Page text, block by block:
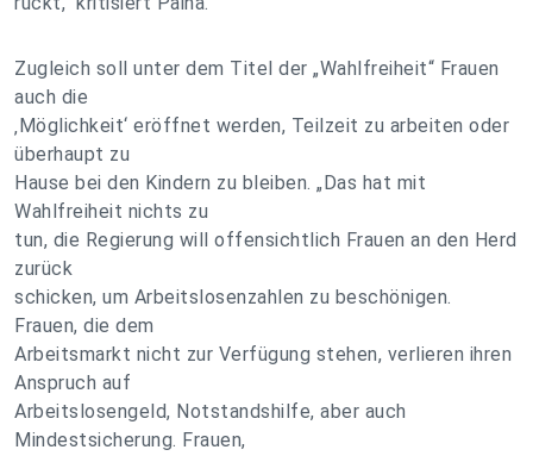
Zugleich soll unter dem Titel der „Wahlfreiheit“ Frauen
auch die
‚Möglichkeit‘ eröffnet werden, Teilzeit zu arbeiten oder
überhaupt zu
Hause bei den Kindern zu bleiben. „Das hat mit
Wahlfreiheit nichts zu
tun, die Regierung will offensichtlich Frauen an den Herd
zurück
schicken, um Arbeitslosenzahlen zu beschönigen.
Frauen, die dem
Arbeitsmarkt nicht zur Verfügung stehen, verlieren ihren
Anspruch auf
Arbeitslosengeld, Notstandshilfe, aber auch
Mindestsicherung. Frauen,